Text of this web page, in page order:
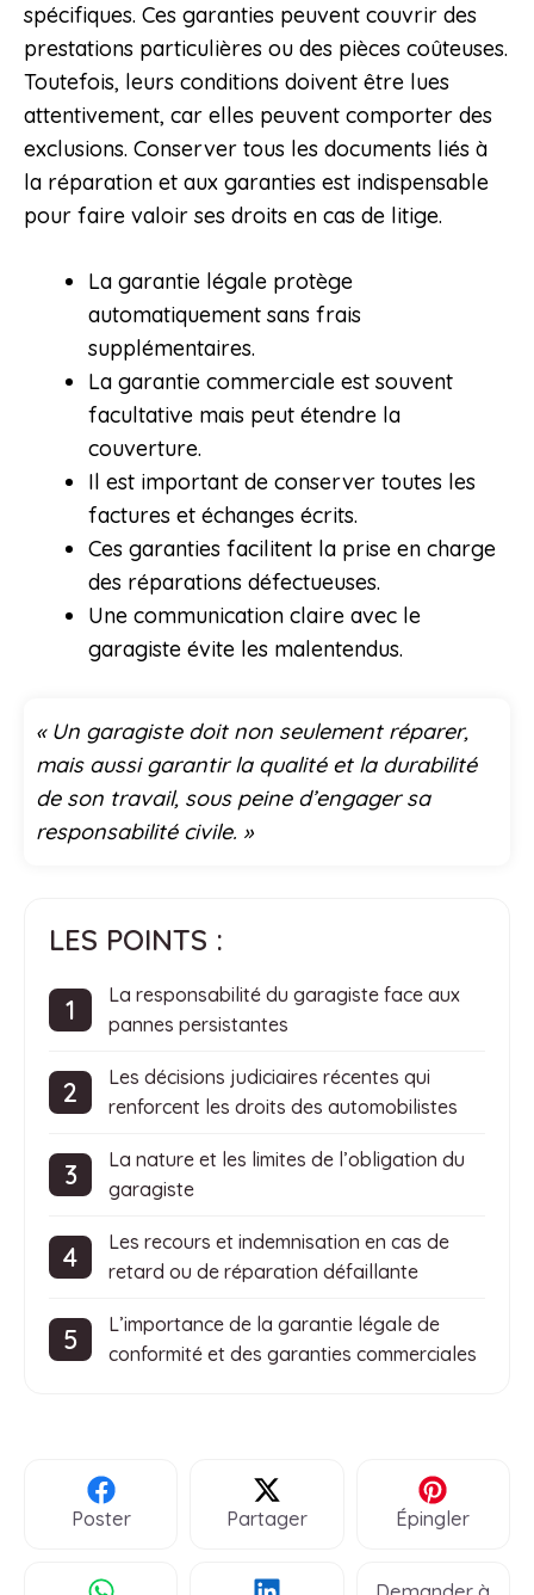
spécifiques. Ces garanties peuvent couvrir des
prestations particulières ou des pièces coûteuses.
Toutefois, leurs conditions doivent être lues
attentivement, car elles peuvent comporter des
exclusions. Conserver tous les documents liés à
la réparation et aux garanties est indispensable
pour faire valoir ses droits en cas de litige.
La garantie légale protège
automatiquement sans frais
supplémentaires.
La garantie commerciale est souvent
facultative mais peut étendre la
couverture.
Il est important de conserver toutes les
factures et échanges écrits.
Ces garanties facilitent la prise en charge
des réparations défectueuses.
Une communication claire avec le
garagiste évite les malentendus.
« Un garagiste doit non seulement réparer,
mais aussi garantir la qualité et la durabilité
de son travail, sous peine d’engager sa
responsabilité civile. »
LES POINTS :
La responsabilité du garagiste face aux
pannes persistantes
Les décisions judiciaires récentes qui
renforcent les droits des automobilistes
La nature et les limites de l’obligation du
garagiste
Les recours et indemnisation en cas de
retard ou de réparation défaillante
L’importance de la garantie légale de
conformité et des garanties commerciales
Poster Partager Épingler